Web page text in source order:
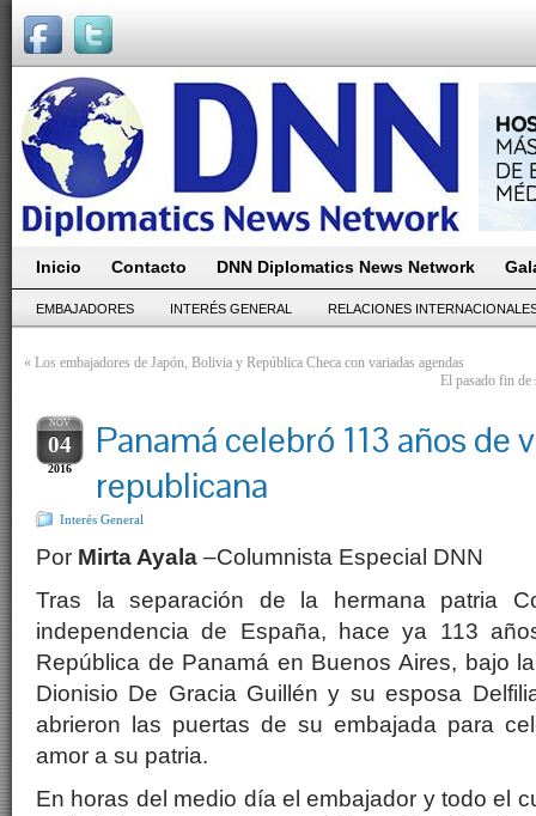
Inicio Contacto DNN Diplomatics News Network
EMBAJADORES INTERÉS GENERAL RELACIONES
« Los embajadores de Japón, Bolivia y República Checa con variadas agendas
El pasado fin de
NOV
04
2016
Panamá celebró 113 años de
republicana
Interés General
Por Mirta Ayala –Columnista Especial DNN
Tras la separación de la hermana patria
independencia de España, hace ya 113
República de Panamá en Buenos Aires, bajo
Dionisio De Gracia Guillén y su esposa
abrieron las puertas de su embajada para
amor a su patria.
En horas del medio día el embajador y todo el